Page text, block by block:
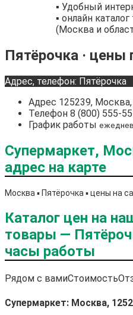
▪️ Удобный
▪️ онлайн
(Москва и
Пятёрочка · цены
Адрес, телефон: Пятёрочка
Адрес 125239,
Телефон 8 (800) 555-
График работы
Супермаркет,
адрес на карте
Москва ▪️ Пятёрочка ▪️ цены на
Каталог цен на
товары —
часы работы
Рядом с вамиСтоимость
Супермаркет: Москва,